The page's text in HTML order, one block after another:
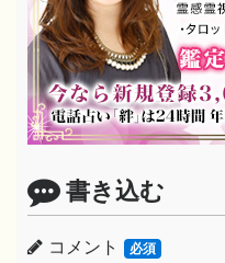
書き込む
コメント 必須